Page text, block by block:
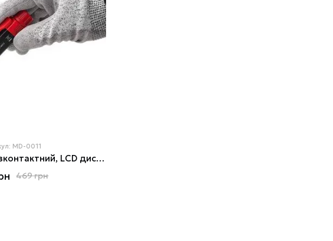
MD-0011
Тестер напруги безконтактний, LCD дисплей, 1000в, 2хААА INTERTOOL MD-0011
469 грн